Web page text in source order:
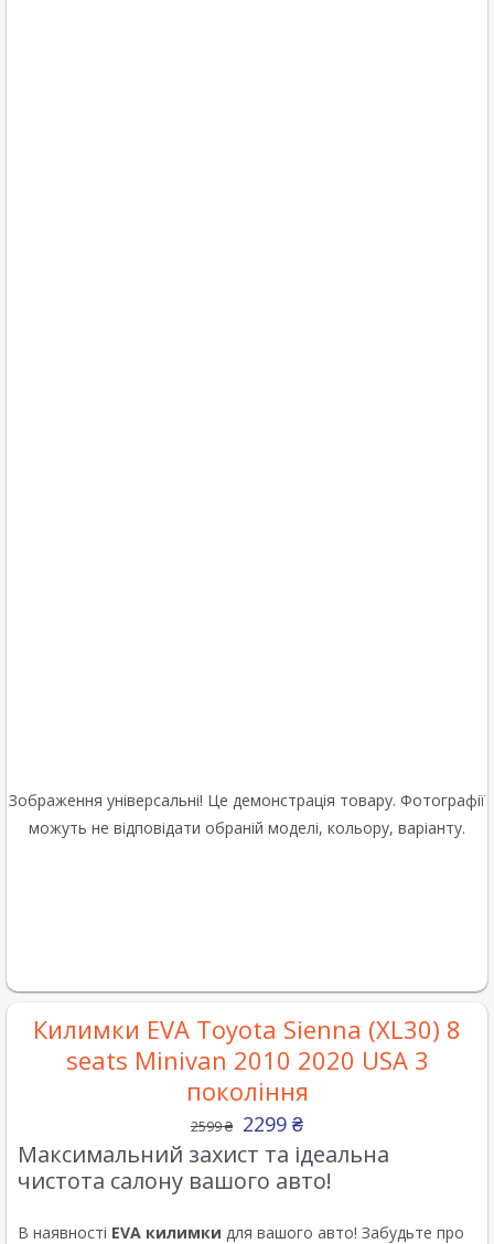
Зображення універсальні! Це демонстрація товару. Фотографії
можуть не відповідати обраній моделі, кольору, варіанту.
Килимки EVA Toyota Sienna (XL30) 8
seats Minivan 2010 2020 USA 3
покоління
2599₴ 2299 ₴
Максимальний захист та ідеальна
чистота салону вашого авто!
В наявності EVA килимки для вашого авто! Забудьте про